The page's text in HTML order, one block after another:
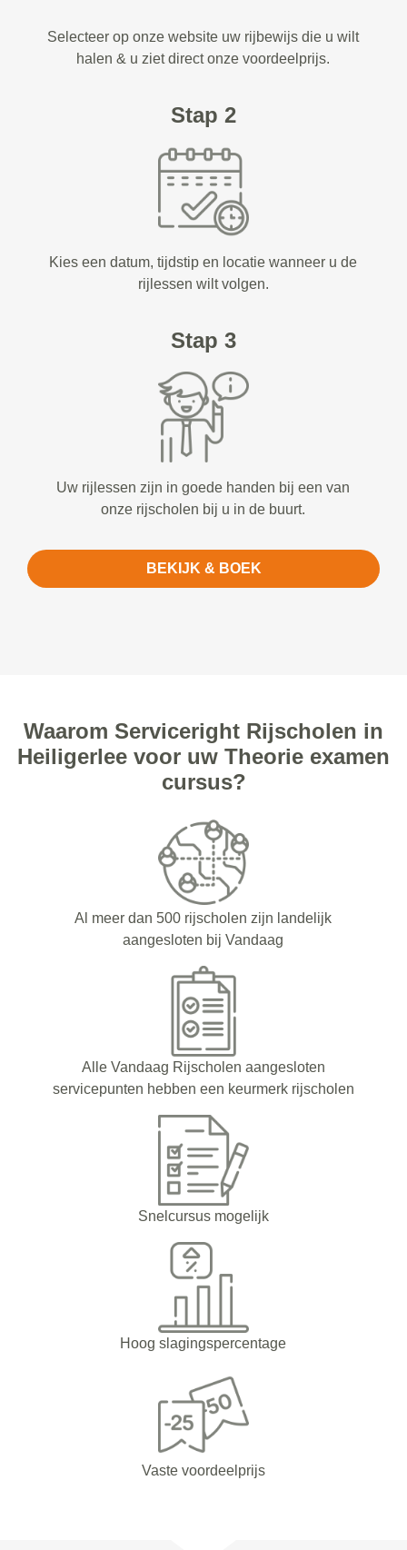
Selecteer op onze website uw rijbewijs die u wilt
halen & u ziet direct onze voordeelprijs.
Stap 2
Kies een datum, tijdstip en locatie wanneer u de
rijlessen wilt volgen.
Stap 3
Uw rijlessen zijn in goede handen bij een van
onze rijscholen bij u in de buurt.
BEKIJK & BOEK
Waarom Serviceright Rijscholen in
Heiligerlee voor uw Theorie examen
cursus?
Al meer dan 500 rijscholen zijn landelijk
aangesloten bij Vandaag
Alle Vandaag Rijscholen aangesloten
servicepunten hebben een keurmerk rijscholen
Snelcursus mogelijk
Hoog slagingspercentage
Vaste voordeelprijs